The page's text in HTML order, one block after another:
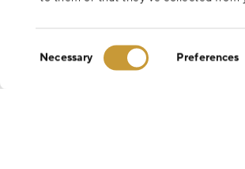
Necessary Preferences